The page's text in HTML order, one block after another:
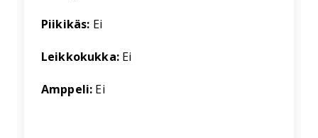
Piikikäs: Ei
Leikkokukka: Ei
Amppeli: Ei